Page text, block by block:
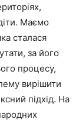
Маємо
сталася
за його
процесу,
вирішити
підхід. На